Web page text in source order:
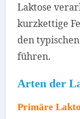
Laktose
kurzkettige
den
führen.
Arten der
Primäre